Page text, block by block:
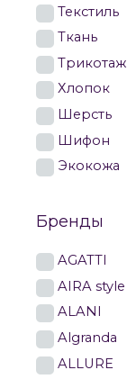
Текстиль
Ткань
Трикотаж
Хлопок
Шерсть
Шифон
Экокожа
Бренды
AGATTI
AIRA style
ALANI
Algranda
ALLURE